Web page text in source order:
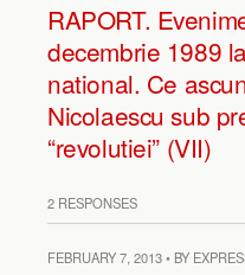
RAPORT.
decembrie 1989
national. Ce
Nicolaescu sub
“revolutiei” (VII)
2 RESPONSES
FEBRUARY 7, 2013 • BY